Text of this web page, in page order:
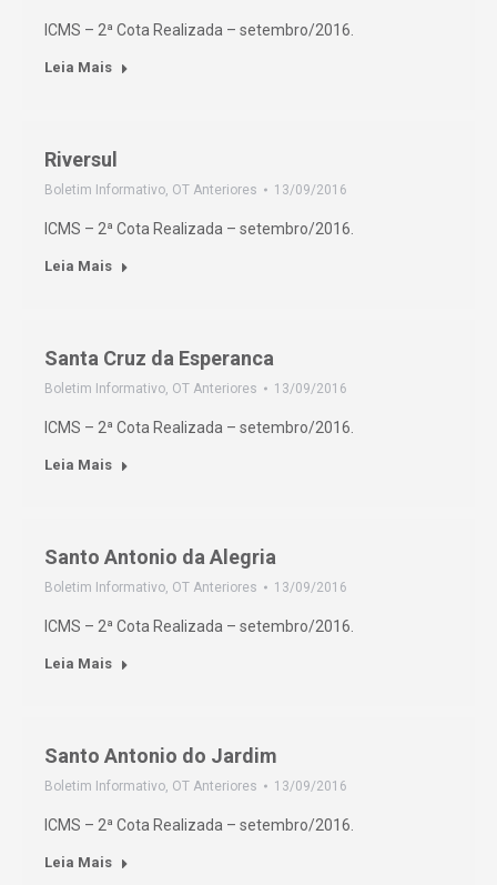
ICMS – 2ª Cota Realizada – setembro/2016.
Leia Mais
Riversul
Boletim Informativo, OT Anteriores 13/09/2016
ICMS – 2ª Cota Realizada – setembro/2016.
Leia Mais
Santa Cruz da Esperanca
Boletim Informativo, OT Anteriores 13/09/2016
ICMS – 2ª Cota Realizada – setembro/2016.
Leia Mais
Santo Antonio da Alegria
Boletim Informativo, OT Anteriores 13/09/2016
ICMS – 2ª Cota Realizada – setembro/2016.
Leia Mais
Santo Antonio do Jardim
Boletim Informativo, OT Anteriores 13/09/2016
ICMS – 2ª Cota Realizada – setembro/2016.
Leia Mais